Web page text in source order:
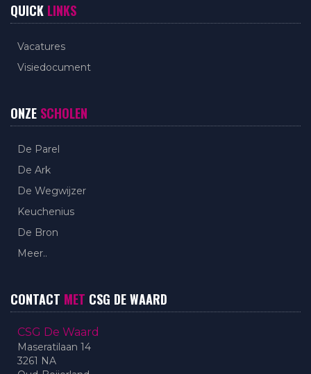
QUICK LINKS
Vacatures
Visiedocument
ONZE SCHOLEN
De Parel
De Ark
De Wegwijzer
Keuchenius
De Bron
Meer..
CONTACT MET CSG DE WAARD
CSG De Waard
Maseratilaan 14
3261 NA